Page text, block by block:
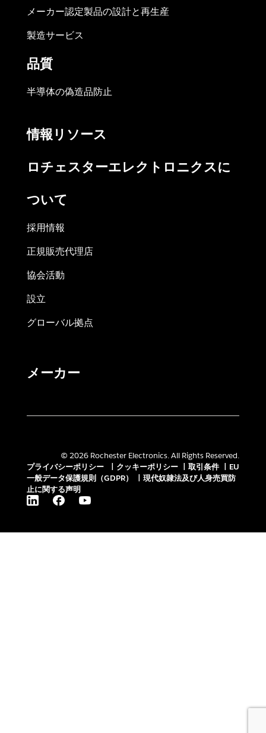
メーカー認定製品の設計と再生産
製造サービス
品質
半導体の偽造品防止
情報リソース
ロチェスターエレクトロニクスに
ついて
採用情報
正規販売代理店
協会活動
設立
グローバル拠点
メーカー
© 2026 Rochester Electronics. All Rights Reserved.
プライバシーポリシー
クッキーポリシー 取引条件
EU
一般データ保護規則（GDPR）
現代奴隷法及び人身売買防
止に関する声明